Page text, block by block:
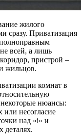
жилого
сразу. Приватизация
полноправным
всей, а лишь
пристрой –
жильцов.
комнат в
нюансы:
или несогласие
над «i» и
деталях.